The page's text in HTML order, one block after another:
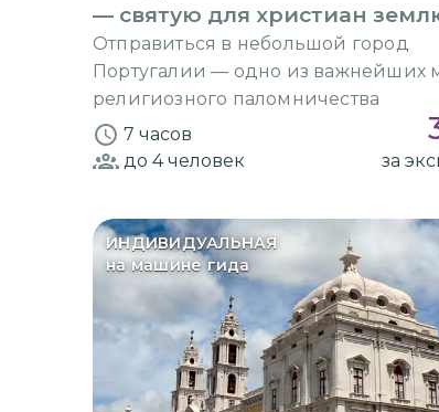
— святую для христиан
Отправиться в небольшой город
Португалии — одно из важнейших
религиозного паломничества
7 часов
до 4человек за
ИНДИВИДУАЛЬНАЯ
на машине гида